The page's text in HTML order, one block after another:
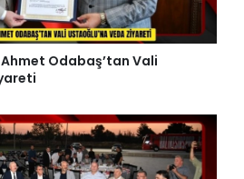
Odabaş’tan Vali